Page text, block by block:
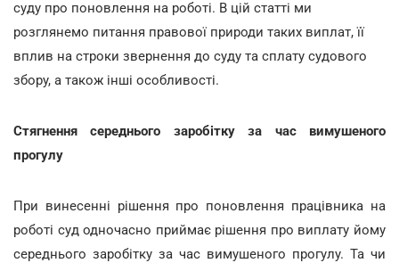
суду про поновлення на роботі. В цій статті ми
розглянемо питання правової природи таких виплат, її
вплив на строки звернення до суду та сплату судового
збору, а також інші особливості.
Стягнення середнього заробітку за час вимушеного
прогулу
При винесенні рішення про поновлення працівника на
роботі суд одночасно приймає рішення про виплату йому
середнього заробітку за час вимушеного прогулу. Та чи